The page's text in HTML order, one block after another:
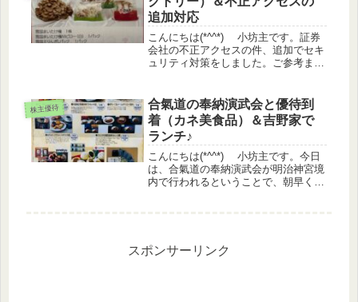
追加対応
こんにちは(*^^*) 小坊主です。証券
会社の不正アクセスの件、追加でセキ
ュリティ対策をしました。ご参考まで
ス ▲0.13%優待指数 ▲0.13%（う
っど...
株主優待
合氣道の奉納演武会と優待到
着（カネ美食品）＆吉野家で
ランチ♪
こんにちは(*^^*) 小坊主です。今日
は、合氣道の奉納演武会が明治神宮境
内で行われるということで、朝早くか
スポンサーリンク